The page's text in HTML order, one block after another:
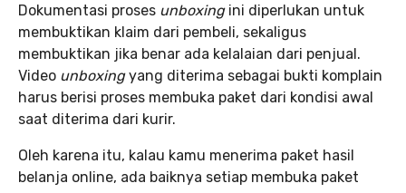
Dokumentasi proses unboxingini diperlukan untuk
membuktikan klaim dari pembeli, sekaligus
membuktikan jika benar ada kelalaian dari penjual.
Video unboxingyang diterima sebagai bukti komplain
harus berisi proses membuka paket dari kondisi awal
saat diterima dari kurir.
Oleh karena itu, kalau kamu menerima paket hasil
belanja online, ada baiknya setiap membuka paket